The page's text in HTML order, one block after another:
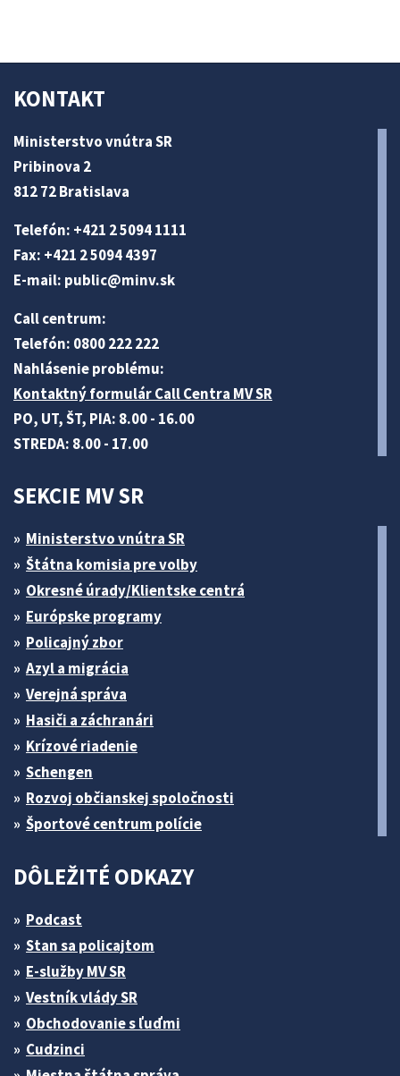
KONTAKT
Ministerstvo vnútra SR
Pribinova 2
812 72 Bratislava
Telefón: +421 2 5094 1111
Fax: +421 2 5094 4397
E-mail: public@minv.sk
Call centrum:
Telefón: 0800 222 222
Nahlásenie problému:
Kontaktný formulár Call Centra MV SR
PO, UT, ŠT, PIA: 8.00 - 16.00
STREDA: 8.00 - 17.00
SEKCIE MV SR
Ministerstvo vnútra SR
Štátna komisia pre volby
Okresné úrady/Klientske centrá
Európske programy
Policajný zbor
Azyl a migrácia
Verejná správa
Hasiči a záchranári
Krízové riadenie
Schengen
Rozvoj občianskej spoločnosti
Športové centrum polície
DÔLEŽITÉ ODKAZY
Podcast
Stan sa policajtom
E-služby MV SR
Vestník vlády SR
Obchodovanie s ľuďmi
Cudzinci